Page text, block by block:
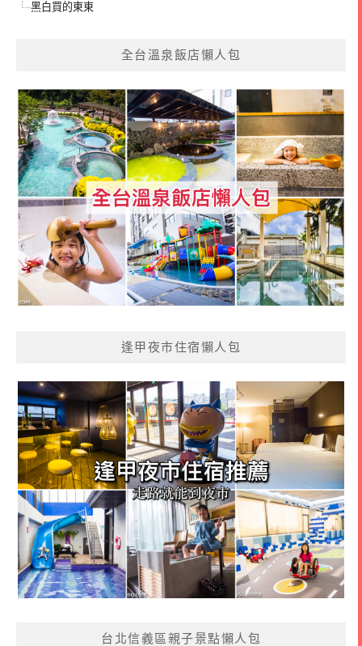
黑白買的東東
全台溫泉飯店懶人包
逢甲夜市住宿懶人包
台北信義區親子景點懶人包